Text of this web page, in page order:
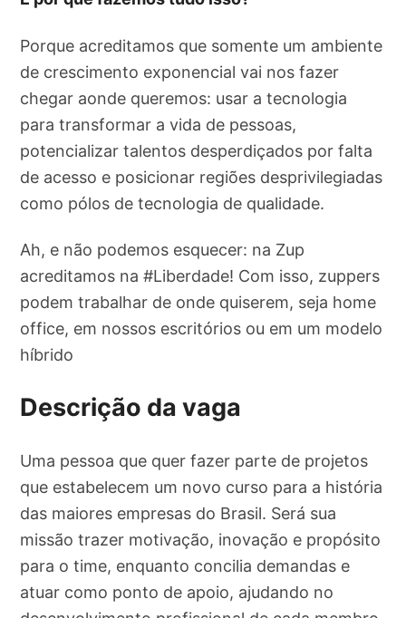
Porque acreditamos que somente um ambiente
de crescimento exponencial vai nos fazer
chegar aonde queremos: usar a tecnologia
para transformar a vida de pessoas,
potencializar talentos desperdiçados por falta
de acesso e posicionar regiões desprivilegiadas
como pólos de tecnologia de qualidade.
Ah, e não podemos esquecer: na Zup
acreditamos na #Liberdade! Com isso, zuppers
podem trabalhar de onde quiserem, seja home
office, em nossos escritórios ou em um modelo
híbrido
Descrição da vaga
Uma pessoa que quer fazer parte de projetos
que estabelecem um novo curso para a história
das maiores empresas do Brasil. Será sua
missão trazer motivação, inovação e propósito
para o time, enquanto concilia demandas e
atuar como ponto de apoio, ajudando no